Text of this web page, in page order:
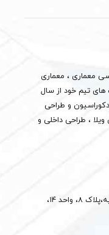
معماری ، معماری
های تیم خود از سال
دکوراسیون و طراحی
، طراحی داخلی و
شریعتی روبروی حسینه ارشاد، کوچه هدیه،پلاک ۸، واحد ۱۴،